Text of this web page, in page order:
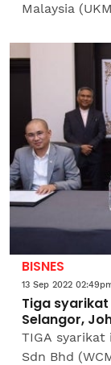
Malaysia
dihadapi
BISNES
13 Sep 2022
Tiga
Selangor,
TIGA
Sdn Bhd